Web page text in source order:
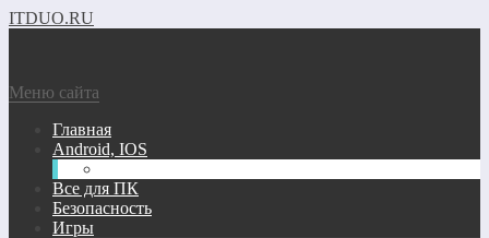
ITDUO.RU
Меню сайта
Главная
Android, IOS
Все для ПК
Безопасность
Игры